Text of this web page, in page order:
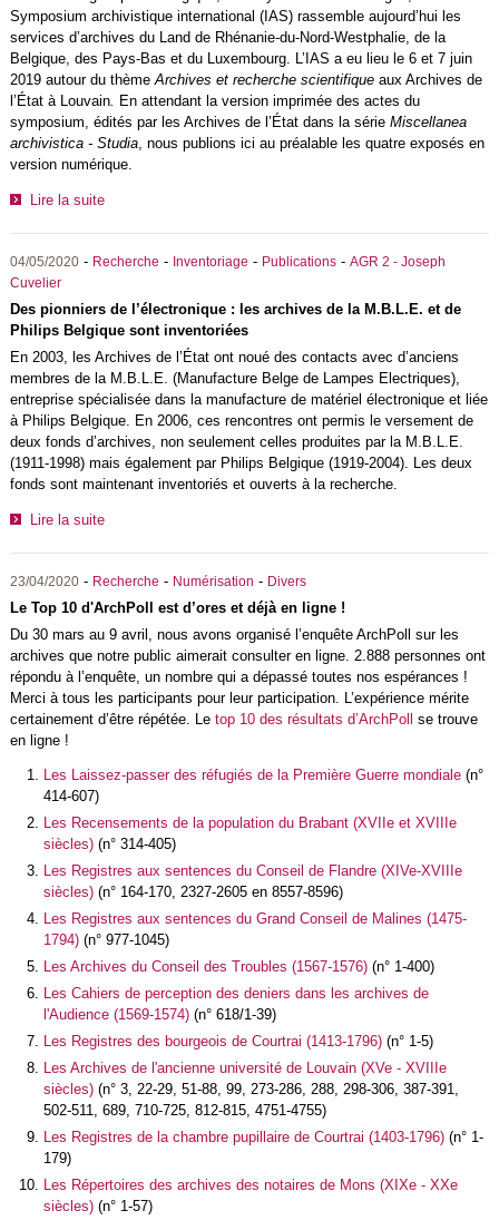
Symposium archivistique international (IAS) rassemble aujourd’hui les
services d’archives du Land de Rhénanie-du-Nord-Westphalie, de la
Belgique, des Pays-Bas et du Luxembourg. L’IAS a eu lieu le 6 et 7 juin
2019 autour du thème Archives et recherche scientifique aux Archives de
l’État à Louvain.
En attendant la version imprimée des actes du
symposium, édités par les Archives de l’État dans la série Miscellanea
archivistica - Studia, nous publions ici au préalable les quatre exposés en
version numérique.
Lire la suite
04/05/2020- Recherche - Inventoriage - Publications- AGR 2 - Joseph
Cuvelier
Des pionniers de l’électronique : les archives de la M.B.L.E. et de
Philips Belgique sont inventoriées
En 2003, les Archives de l’État ont noué des contacts avec d’anciens
membres de la M.B.L.E. (Manufacture Belge de Lampes Electriques),
entreprise spécialisée dans la manufacture de matériel électronique et liée
à Philips Belgique. En 2006, ces rencontres ont permis le versement de
deux fonds d’archives, non seulement celles produites par la M.B.L.E.
(1911-1998) mais également par Philips Belgique (1919-2004). Les deux
fonds sont maintenant inventoriés et ouverts à la recherche.
Lire la suite
23/04/2020- Recherche - Numérisation - Divers
Le Top 10 d'ArchPoll est d’ores et déjà en ligne !
Du 30 mars au 9 avril, nous avons organisé l’enquête ArchPoll sur les
archives que notre public aimerait consulter en ligne. 2.888 personnes ont
répondu à l’enquête, un nombre qui a dépassé toutes nos espérances !
Merci à tous les participants pour leur participation. L’expérience mérite
certainement d’être répétée. Le top 10 des résultats d’ArchPoll se trouve
en ligne !
Les Laissez-passer des réfugiés de la Première Guerre mondiale (n°
414-607)
Les Recensements de la population du Brabant (XVIIe et XVIIIe
siècles)(n° 314-405)
Les Registres aux sentences du Conseil de Flandre (XIVe-XVIIIe
siècles)(n° 164-170, 2327-2605 en 8557-8596)
Les Registres aux sentences du Grand Conseil de Malines (1475-
1794)(n° 977-1045)
Les Archives du Conseil des Troubles (1567-1576)(n° 1-400)
Les Cahiers de perception des deniers dans les archives de
l'Audience (1569-1574)(n° 618/1-39)
Les Registres des bourgeois de Courtrai (1413-1796)(n° 1-5)
Les Archives de l'ancienne université de Louvain (XVe - XVIIIe
siècles)(n° 3, 22-29, 51-88, 99, 273-286, 288, 298-306, 387-391,
502-511, 689, 710-725, 812-815, 4751-4755)
Les Registres de la chambre pupillaire de Courtrai (1403-1796)(n° 1-
179)
Les Répertoires des archives des notaires de Mons (XIXe - XXe
siècles)(n° 1-57)